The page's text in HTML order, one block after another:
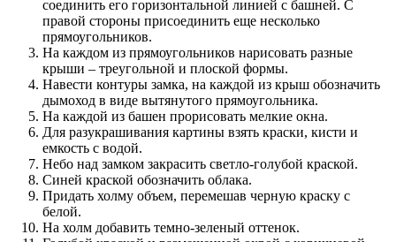
соединить его горизонтальной линией с башней. С
правой стороны присоединить еще несколько
прямоугольников.
На каждом из прямоугольников нарисовать разные
крыши – треугольной и плоской формы.
Навести контуры замка, на каждой из крыш обозначить
дымоход в виде вытянутого прямоугольника.
На каждой из башен прорисовать мелкие окна.
Для разукрашивания картины взять краски, кисти и
емкость с водой.
Небо над замком закрасить светло-голубой краской.
Синей краской обозначить облака.
Придать холму объем, перемешав черную краску с
белой.
На холм добавить темно-зеленый оттенок.